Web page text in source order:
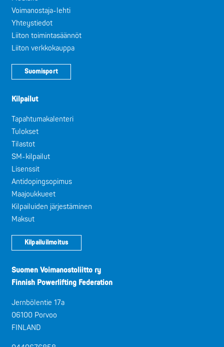
Voimanostaja-lehti
Yhteystiedot
Liiton toimintasäännöt
Liiton verkkokauppa
Suomisport
Kilpailut
Tapahtumakalenteri
Tulokset
Tilastot
SM-kilpailut
Lisenssit
Antidopingsopimus
Maajoukkueet
Kilpailuiden järjestäminen
Maksut
Kilpailuilmoitus
Suomen Voimanostoliitto ry
Finnish Powerlifting Federation
Jernbölentie 17a
06100 Porvoo
FINLAND